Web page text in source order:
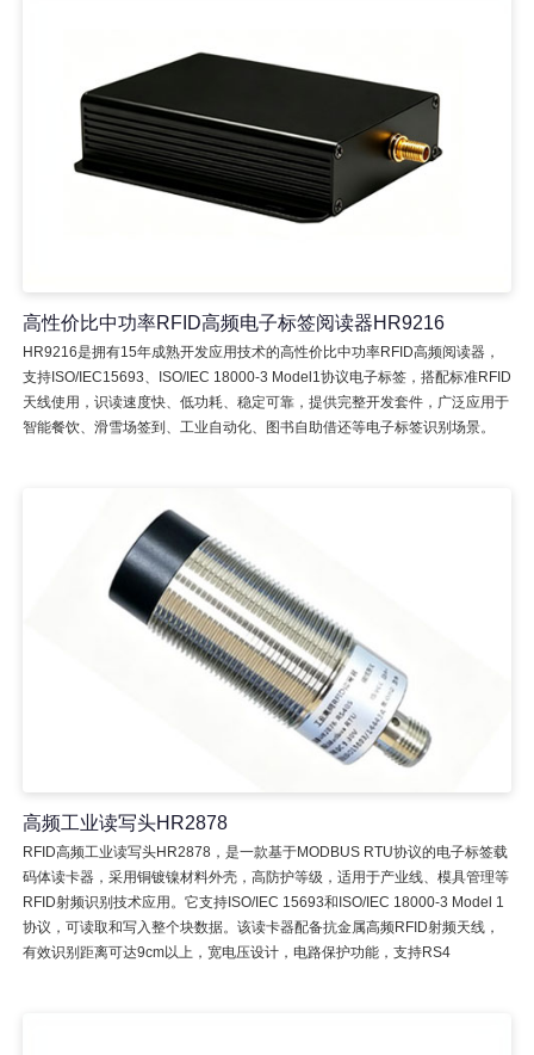
高性价比中功率RFID高频电子标签阅读器HR9216
HR9216是拥有15年成熟开发应用技术的高性价比中功率RFID高频阅读器，
支持ISO/IEC15693、ISO/IEC 18000-3 Model1协议电子标签，搭配标准RFID
天线使用，识读速度快、低功耗、稳定可靠，提供完整开发套件，广泛应用于
智能餐饮、滑雪场签到、工业自动化、图书自助借还等电子标签识别场景。
高频工业读写头HR2878
RFID高频工业读写头HR2878，是一款基于MODBUS RTU协议的电子标签载
码体读卡器，采用铜镀镍材料外壳，高防护等级，适用于产业线、模具管理等
RFID射频识别技术应用。它支持ISO/IEC 15693和ISO/IEC 18000-3 Model 1
协议，可读取和写入整个块数据。该读卡器配备抗金属高频RFID射频天线，
有效识别距离可达9cm以上，宽电压设计，电路保护功能，支持RS4